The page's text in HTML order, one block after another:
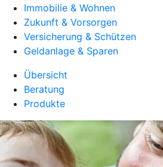
Immobilie & Wohnen
Zukunft & Vorsorgen
Versicherung & Schützen
Geldanlage & Sparen
Übersicht
Beratung
Produkte